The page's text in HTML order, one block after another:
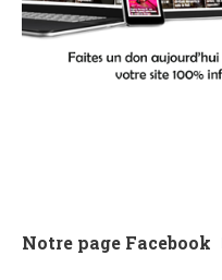
Notre page Facebook